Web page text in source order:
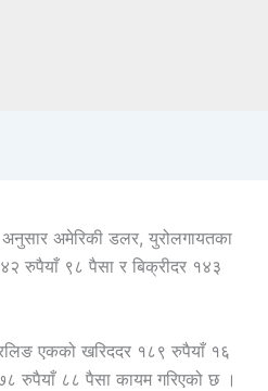
अमेरिकी डलर, युरोलगायतका
रुपैयाँ ९८ पैसा र बिक्रीदर १४३
एकको खरिददर १८९ रुपैयाँ १६
रुपैयाँ ८८ पैसा कायम गरिएको छ ।